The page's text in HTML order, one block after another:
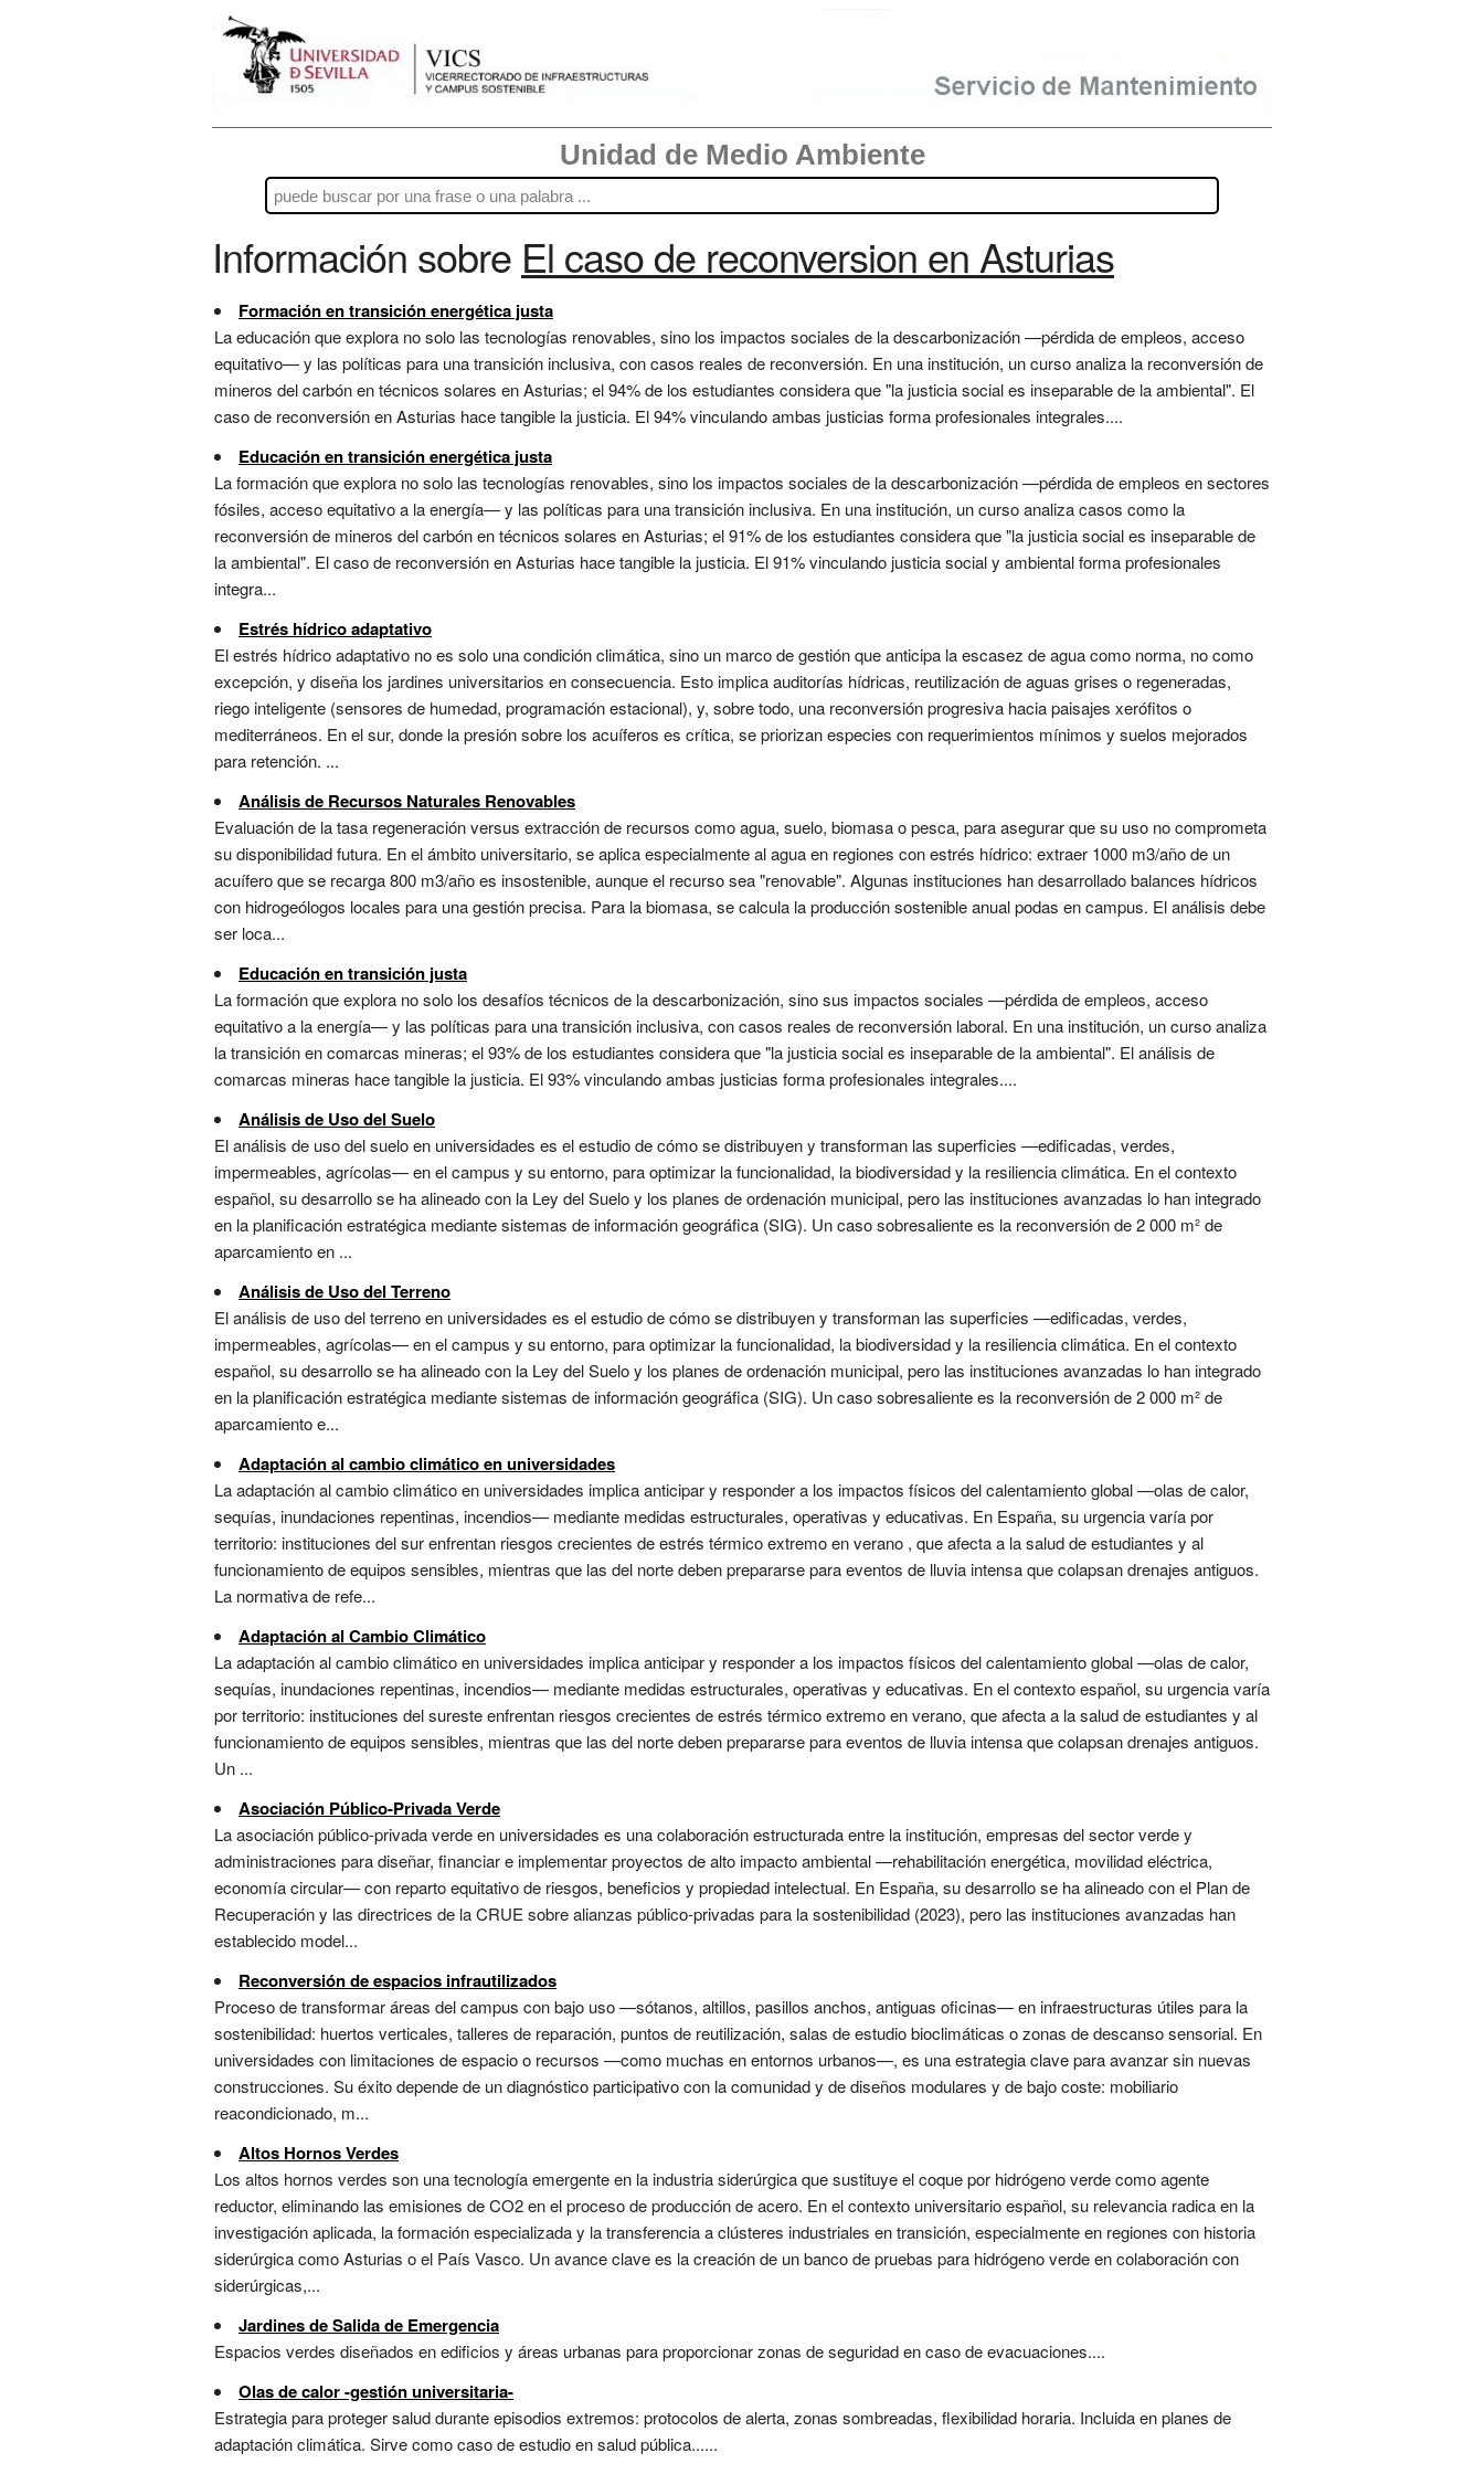
Unidad de Medio Ambiente
Información sobre El caso de reconversion en Asturias
Formación en transición energética justa
La educación que explora no solo las tecnologías renovables, sino los impactos sociales de la descarbonización —pérdida de empleos, acceso
equitativo— y las políticas para una transición inclusiva, con casos reales de reconversión. En una institución, un curso analiza la reconversión de
mineros del carbón en técnicos solares en Asturias; el 94% de los estudiantes considera que "la justicia social es inseparable de la ambiental". El
caso de reconversión en Asturias hace tangible la justicia. El 94% vinculando ambas justicias forma profesionales integrales....
Educación en transición energética justa
La formación que explora no solo las tecnologías renovables, sino los impactos sociales de la descarbonización —pérdida de empleos en sectores
fósiles, acceso equitativo a la energía— y las políticas para una transición inclusiva. En una institución, un curso analiza casos como la
reconversión de mineros del carbón en técnicos solares en Asturias; el 91% de los estudiantes considera que "la justicia social es inseparable de
la ambiental". El caso de reconversión en Asturias hace tangible la justicia. El 91% vinculando justicia social y ambiental forma profesionales
integra...
Estrés hídrico adaptativo
El estrés hídrico adaptativo no es solo una condición climática, sino un marco de gestión que anticipa la escasez de agua como norma, no como
excepción, y diseña los jardines universitarios en consecuencia. Esto implica auditorías hídricas, reutilización de aguas grises o regeneradas,
riego inteligente (sensores de humedad, programación estacional), y, sobre todo, una reconversión progresiva hacia paisajes xerófitos o
mediterráneos. En el sur, donde la presión sobre los acuíferos es crítica, se priorizan especies con requerimientos mínimos y suelos mejorados
para retención. ...
Análisis de Recursos Naturales Renovables
Evaluación de la tasa regeneración versus extracción de recursos como agua, suelo, biomasa o pesca, para asegurar que su uso no comprometa
su disponibilidad futura. En el ámbito universitario, se aplica especialmente al agua en regiones con estrés hídrico: extraer 1000 m3/año de un
acuífero que se recarga 800 m3/año es insostenible, aunque el recurso sea "renovable". Algunas instituciones han desarrollado balances hídricos
con hidrogeólogos locales para una gestión precisa. Para la biomasa, se calcula la producción sostenible anual podas en campus. El análisis debe
ser loca...
Educación en transición justa
La formación que explora no solo los desafíos técnicos de la descarbonización, sino sus impactos sociales —pérdida de empleos, acceso
equitativo a la energía— y las políticas para una transición inclusiva, con casos reales de reconversión laboral. En una institución, un curso analiza
la transición en comarcas mineras; el 93% de los estudiantes considera que "la justicia social es inseparable de la ambiental". El análisis de
comarcas mineras hace tangible la justicia. El 93% vinculando ambas justicias forma profesionales integrales....
Análisis de Uso del Suelo
El análisis de uso del suelo en universidades es el estudio de cómo se distribuyen y transforman las superficies —edificadas, verdes,
impermeables, agrícolas— en el campus y su entorno, para optimizar la funcionalidad, la biodiversidad y la resiliencia climática. En el contexto
español, su desarrollo se ha alineado con la Ley del Suelo y los planes de ordenación municipal, pero las instituciones avanzadas lo han integrado
en la planificación estratégica mediante sistemas de información geográfica (SIG). Un caso sobresaliente es la reconversión de 2 000 m² de
aparcamiento en ...
Análisis de Uso del Terreno
El análisis de uso del terreno en universidades es el estudio de cómo se distribuyen y transforman las superficies —edificadas, verdes,
impermeables, agrícolas— en el campus y su entorno, para optimizar la funcionalidad, la biodiversidad y la resiliencia climática. En el contexto
español, su desarrollo se ha alineado con la Ley del Suelo y los planes de ordenación municipal, pero las instituciones avanzadas lo han integrado
en la planificación estratégica mediante sistemas de información geográfica (SIG). Un caso sobresaliente es la reconversión de 2 000 m² de
aparcamiento e...
Adaptación al cambio climático en universidades
La adaptación al cambio climático en universidades implica anticipar y responder a los impactos físicos del calentamiento global —olas de calor,
sequías, inundaciones repentinas, incendios— mediante medidas estructurales, operativas y educativas. En España, su urgencia varía por
territorio: instituciones del sur enfrentan riesgos crecientes de estrés térmico extremo en verano , que afecta a la salud de estudiantes y al
funcionamiento de equipos sensibles, mientras que las del norte deben prepararse para eventos de lluvia intensa que colapsan drenajes antiguos.
La normativa de refe...
Adaptación al Cambio Climático
La adaptación al cambio climático en universidades implica anticipar y responder a los impactos físicos del calentamiento global —olas de calor,
sequías, inundaciones repentinas, incendios— mediante medidas estructurales, operativas y educativas. En el contexto español, su urgencia varía
por territorio: instituciones del sureste enfrentan riesgos crecientes de estrés térmico extremo en verano, que afecta a la salud de estudiantes y al
funcionamiento de equipos sensibles, mientras que las del norte deben prepararse para eventos de lluvia intensa que colapsan drenajes antiguos.
Un ...
Asociación Público-Privada Verde
La asociación público-privada verde en universidades es una colaboración estructurada entre la institución, empresas del sector verde y
administraciones para diseñar, financiar e implementar proyectos de alto impacto ambiental —rehabilitación energética, movilidad eléctrica,
economía circular— con reparto equitativo de riesgos, beneficios y propiedad intelectual. En España, su desarrollo se ha alineado con el Plan de
Recuperación y las directrices de la CRUE sobre alianzas público-privadas para la sostenibilidad (2023), pero las instituciones avanzadas han
establecido model...
Reconversión de espacios infrautilizados
Proceso de transformar áreas del campus con bajo uso —sótanos, altillos, pasillos anchos, antiguas oficinas— en infraestructuras útiles para la
sostenibilidad: huertos verticales, talleres de reparación, puntos de reutilización, salas de estudio bioclimáticas o zonas de descanso sensorial. En
universidades con limitaciones de espacio o recursos —como muchas en entornos urbanos—, es una estrategia clave para avanzar sin nuevas
construcciones. Su éxito depende de un diagnóstico participativo con la comunidad y de diseños modulares y de bajo coste: mobiliario
reacondicionado, m...
Altos Hornos Verdes
Los altos hornos verdes son una tecnología emergente en la industria siderúrgica que sustituye el coque por hidrógeno verde como agente
reductor, eliminando las emisiones de CO2 en el proceso de producción de acero. En el contexto universitario español, su relevancia radica en la
investigación aplicada, la formación especializada y la transferencia a clústeres industriales en transición, especialmente en regiones con historia
siderúrgica como Asturias o el País Vasco. Un avance clave es la creación de un banco de pruebas para hidrógeno verde en colaboración con
siderúrgicas,...
Jardines de Salida de Emergencia
Espacios verdes diseñados en edificios y áreas urbanas para proporcionar zonas de seguridad en caso de evacuaciones....
Olas de calor -gestión universitaria-
Estrategia para proteger salud durante episodios extremos: protocolos de alerta, zonas sombreadas, flexibilidad horaria. Incluida en planes de
adaptación climática. Sirve como caso de estudio en salud pública......